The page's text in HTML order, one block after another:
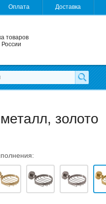
Оплата Доставка
товаров
золото